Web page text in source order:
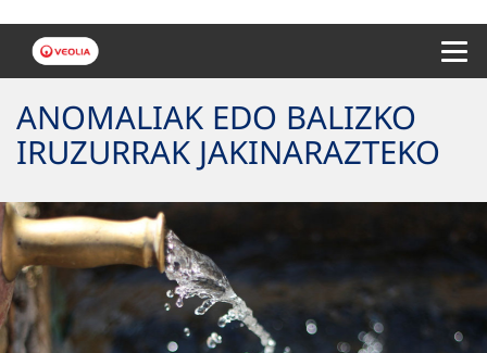
ANOMALIAK EDO BALIZKO
IRUZURRAK JAKINARAZTEKO